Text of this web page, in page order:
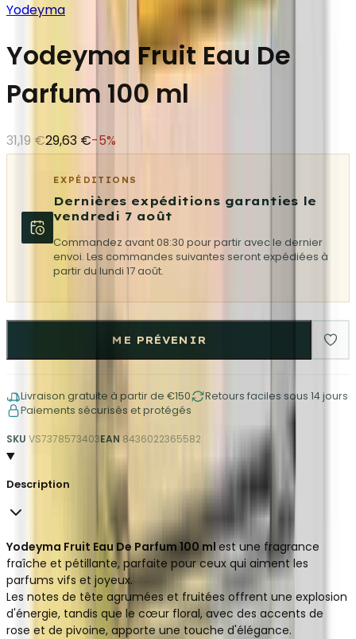
Yodeyma
Yodeyma Fruit Eau De
Parfum 100 ml
31,19 €29,63 €-5%
EXPÉDITIONS
Dernières expéditions garanties le
vendredi 7 août
Commandez avant 08:30 pour partir avec le dernier
envoi. Les commandes suivantes seront expédiées à
partir du lundi 17 août.
ME PRÉVENIR
Livraison gratuite à partir de €150
Retours faciles sous 14 jours
Paiements sécurisés et protégés
SKU VS7378573403EAN 8436022365582
Description
Yodeyma Fruit Eau De Parfum 100 mlest une fragrance
fraîche et pétillante, parfaite pour ceux qui aiment les
parfums vifs et joyeux.
Les notes de tête agrumées et fruitées offrent une explosion
d'énergie, tandis que le cœur floral, avec des accents de
rose et de pivoine, apporte une touche d'élégance.